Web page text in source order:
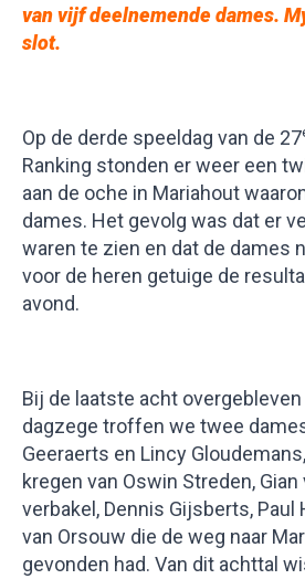
van vijf deelnemende dames.
slot.
Op de derde speeldag van de 27
Ranking stonden er weer een
aan de oche in Mariahout
dames. Het gevolg was dat er
waren te zien en dat de dames
voor de heren getuige de
avond.
Bij de laatste acht
dagzege troffen we twee
Geeraerts en Lincy
kregen van Oswin Streden, Gian
verbakel, Dennis Gijsberts, Paul
van Orsouw die de weg naar
gevonden had. Van dit achttal